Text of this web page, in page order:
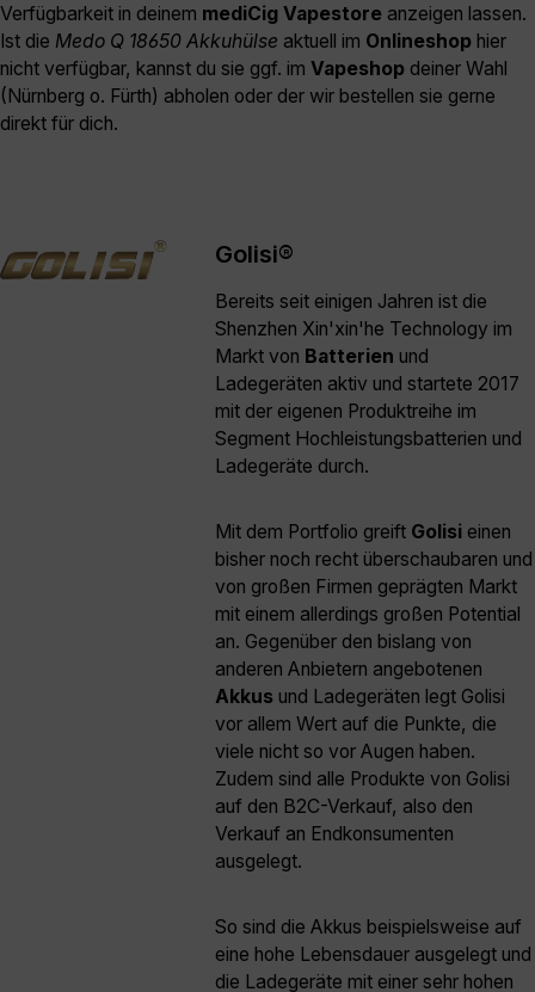
Verfügbarkeit in deinem mediCig Vapestore anzeigen lassen.
Ist die Medo Q 18650 Akkuhülse aktuell im Onlineshop hier
nicht verfügbar, kannst du sie ggf. im Vapeshop deiner Wahl
(Nürnberg o. Fürth) abholen oder der wir bestellen sie gerne
direkt für dich.
Golisi®
Bereits seit einigen Jahren ist die
Shenzhen Xin'xin'he Technology im
Markt von Batterien und
Ladegeräten aktiv und startete 2017
mit der eigenen Produktreihe im
Segment Hochleistungsbatterien und
Ladegeräte durch.
Mit dem Portfolio greift Golisi einen
bisher noch recht überschaubaren und
von großen Firmen geprägten Markt
mit einem allerdings großen Potential
an. Gegenüber den bislang von
anderen Anbietern angebotenen
Akkus und Ladegeräten legt Golisi
vor allem Wert auf die Punkte, die
viele nicht so vor Augen haben.
Zudem sind alle Produkte von Golisi
auf den B2C-Verkauf, also den
Verkauf an Endkonsumenten
ausgelegt.
So sind die Akkus beispielsweise auf
eine hohe Lebensdauer ausgelegt und
die Ladegeräte mit einer sehr hohen